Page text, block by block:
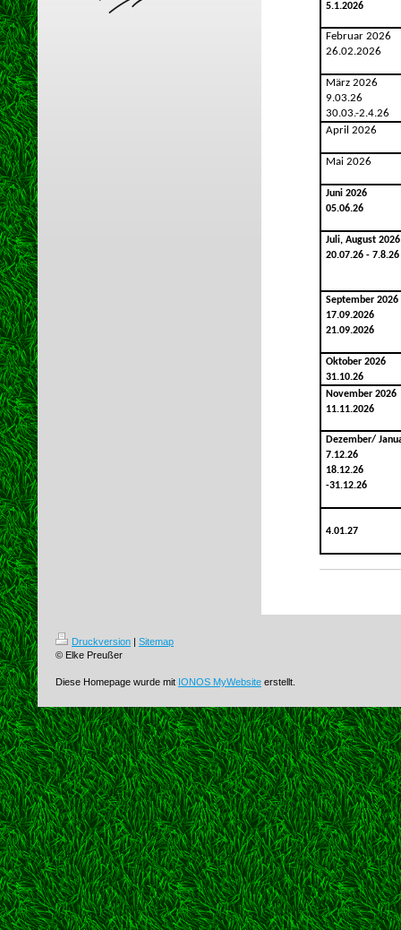
5.1.2026
Februar 2026
26.02.2026
März 2026
9.03.26
30.03.-2.4.26
April 2026
Mai 2026
Juni 2026
05.06.26
Juli, August 2026
20.07.26 - 7.8.26
September 2026
17.09.2026
21.09.2026
Oktober 2026
31.10.26
November 2026
11.11.2026
Dezember/
7.12.26
18.12.26
-31.12.26
4.01.27
Druckversion | Sitemap
© Elke Preußer
Diese Homepage wurde mit IONOS MyWebsite erstellt.